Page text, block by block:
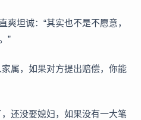
坦诚：“其实也不是不愿意，
”
属，如果对方提出赔偿，你能
还没娶媳妇，如果没有一大笔